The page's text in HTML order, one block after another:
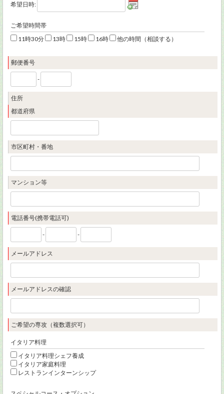
希望日時:
ご希望時間帯
11時30分
13時 15時 16時 他の時間（相談する）
郵便番号
-
住所
都道府県
市区町村・番地
マンション等
電話番号(携帯電話可)
- -
メールアドレス
メールアドレスの確認
ご希望の専攻（複数選択可）
イタリア料理
イタリア料理シェフ養成
イタリア家庭料理
レストランインターンシップ